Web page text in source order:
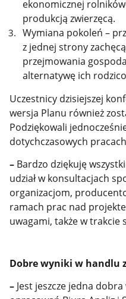
ekonomicznej
produkcją zwierzęcą.
Wymiana pokoleń –
z jednej strony
przejmowania
alternatywę ich
Uczestnicy dzisiejszej
wersja Planu również
Podziękowali
dotychczasowych
– Bardzo dziękuję
udział w konsultacjach
organizacjom,
ramach prac nad
uwagami, także w trakcie
Dobre wyniki w handlu
– Jest jeszcze jedna